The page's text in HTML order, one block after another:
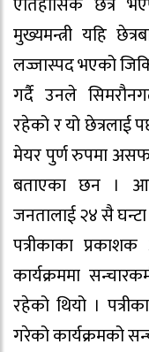
मुख्यमन्त्री यहि
लज्जास्पद भएको
गर्दै उनले
रहेको र यो छेत्रलाई
मेयर पुर्ण रुपमा
बताएका छन ।
जनतालाई २४ सै घन्टा
पत्रीकाका
कार्यक्रममा
रहेको थियो ।
गरेको कार्यक्रमको